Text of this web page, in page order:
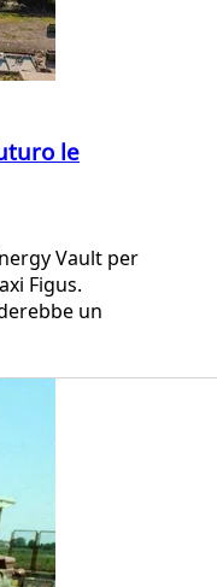
le
Vault per
Figus.
un